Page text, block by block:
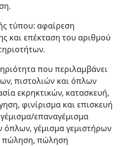
τύπου: αφαίρεση
και επέκταση του αριθμού
που περιλαμβάνει
πιστολιών και όπλων
εκρηκτικών, κατασκευή,
φινίρισμα και επισκευή
επαναγέμισμα
γέμισμα γεμιστήρων
πώληση, πώληση